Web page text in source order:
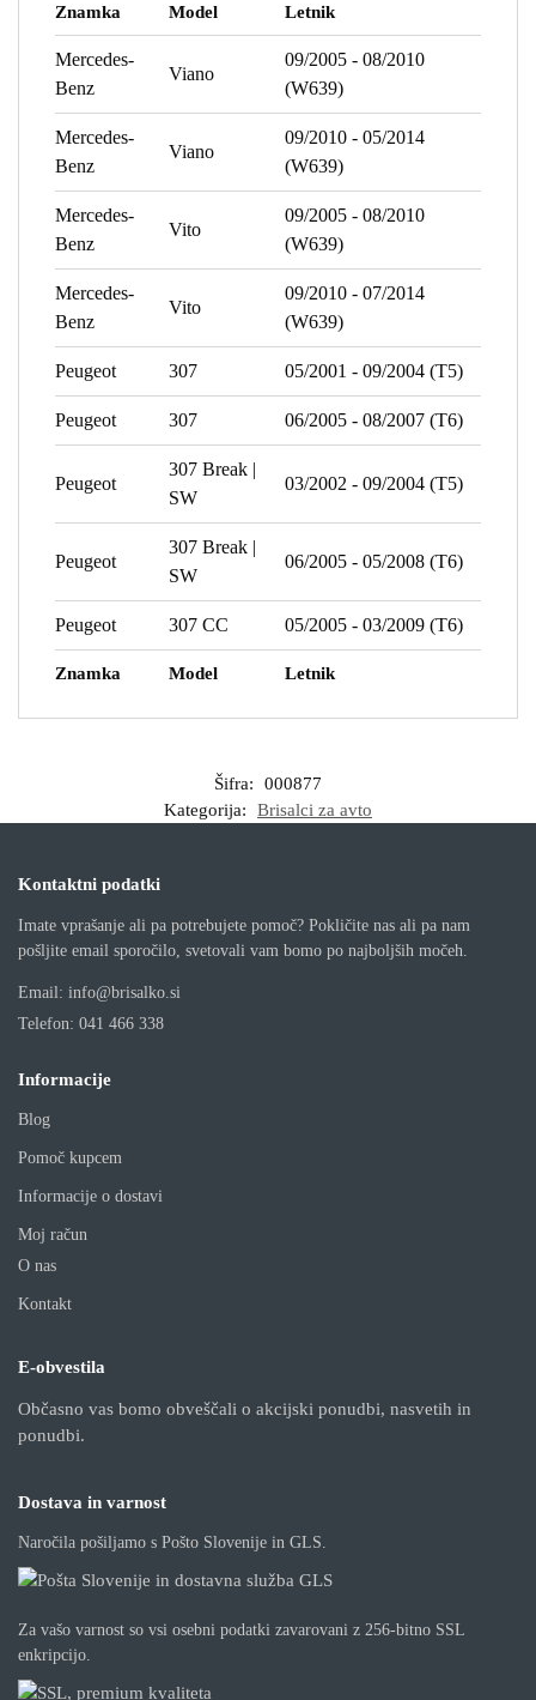
Znamka Model Letnik
Znamka Model Letnik
Mercedes-
Benz
Viano
09/2005 - 08/2010
(W639)
Mercedes-
Benz
Viano
09/2010 - 05/2014
(W639)
Mercedes-
Benz
Vito
09/2005 - 08/2010
(W639)
Mercedes-
Benz
Vito
09/2010 - 07/2014
(W639)
Peugeot 307 05/2001 - 09/2004 (T5)
Peugeot 307 06/2005 - 08/2007 (T6)
Peugeot
307 Break |
SW
03/2002 - 09/2004 (T5)
Peugeot
307 Break |
SW
06/2005 - 05/2008 (T6)
Peugeot 307 CC 05/2005 - 03/2009 (T6)
Šifra:
000877
Kategorija:
Brisalci za avto
Kontaktni podatki
Imate vprašanje ali pa potrebujete pomoč? Pokličite nas ali pa nam
pošljite email sporočilo, svetovali vam bomo po najboljših močeh.
Email: info@brisalko.si
Telefon: 041 466 338
Informacije
Blog
Pomoč kupcem
Informacije o dostavi
Moj račun
O nas
Kontakt
E-obvestila
Občasno vas bomo obveščali o akcijski ponudbi, nasvetih in
ponudbi.
Dostava in varnost
Naročila pošiljamo s Pošto Slovenije in GLS.
Za vašo varnost so vsi osebni podatki zavarovani z 256-bitno SSL
enkripcijo.